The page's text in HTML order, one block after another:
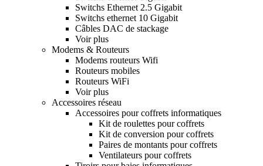
Switchs Ethernet 2.5 Gigabit
Switchs ethernet 10 Gigabit
Câbles DAC de stackage
Voir plus
Modems & Routeurs
Modems routeurs Wifi
Routeurs mobiles
Routeurs WiFi
Voir plus
Accessoires réseau
Accessoires pour coffrets informatiques
Kit de roulettes pour coffrets
Kit de conversion pour coffrets
Paires de montants pour coffrets
Ventilateurs pour coffrets